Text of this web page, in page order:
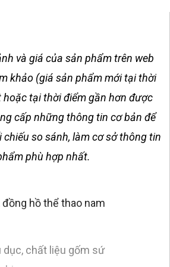
và giá của sản phẩm trên web
khảo (giá sản phẩm mới tại thời
hoặc tại thời điểm gần hơn được
cấp những thông tin cơ bản để
chiếu so sánh, làm cơ sở thông tin
phù hợp nhất.
hồ thể thao nam
dục, chất liệu gốm sứ